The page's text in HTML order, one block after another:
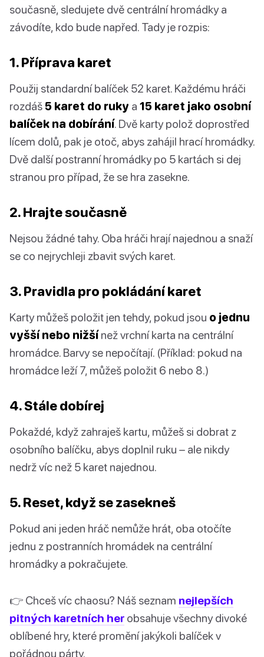
současně, sledujete dvě centrální hromádky a
závodíte, kdo bude napřed. Tady je rozpis:
1. Příprava karet
Použij standardní balíček 52 karet. Každému hráči
rozdáš 5 karet do ruky a 15 karet jako osobní
balíček na dobírání. Dvě karty polož doprostřed
lícem dolů, pak je otoč, abys zahájil hrací hromádky.
Dvě další postranní hromádky po 5 kartách si dej
stranou pro případ, že se hra zasekne.
2. Hrajte současně
Nejsou žádné tahy. Oba hráči hrají najednou a snaží
se co nejrychleji zbavit svých karet.
3. Pravidla pro pokládání karet
Karty můžeš položit jen tehdy, pokud jsou o jednu
vyšší nebo nižšínež vrchní karta na centrální
hromádce. Barvy se nepočítají. (Příklad: pokud na
hromádce leží 7, můžeš položit 6 nebo 8.)
4. Stále dobírej
Pokaždé, když zahraješ kartu, můžeš si dobrat z
osobního balíčku, abys doplnil ruku – ale nikdy
nedrž víc než 5 karet najednou.
5. Reset, když se zasekneš
Pokud ani jeden hráč nemůže hrát, oba otočíte
jednu z postranních hromádek na centrální
hromádky a pokračujete.
👉 Chceš víc chaosu? Náš seznam nejlepších
pitných karetních her obsahuje všechny divoké
oblíbené hry, které promění jakýkoli balíček v
pořádnou párty.